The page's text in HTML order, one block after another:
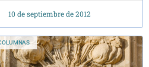
COLUMNAS